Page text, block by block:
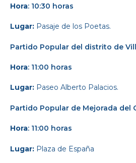
Hora: 10:30 horas
Lugar: Pasaje de los Poetas.
Partido Popular del distrito de
Hora: 11:00 horas
Lugar: Paseo Alberto Palacios.
Partido Popular de Mejorada del
Hora: 11:00 horas
Lugar: Plaza de España